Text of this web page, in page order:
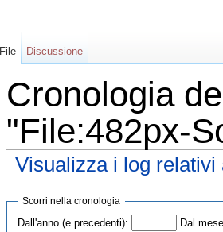
Cronologia
"File:482px-
Visualizza i log relativi
Scorri nella cronologia
Dall'anno (e precedenti): Dal
File Discussione